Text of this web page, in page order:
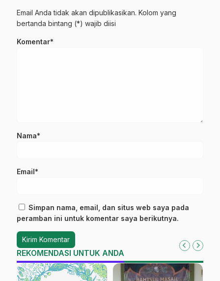
Email Anda tidak akan dipublikasikan. Kolom yang
bertanda bintang (*) wajib diisi
Komentar*
Nama*
Email*
Simpan nama, email, dan situs web saya pada
peramban ini untuk komentar saya berikutnya.
REKOMENDASI UNTUK ANDA